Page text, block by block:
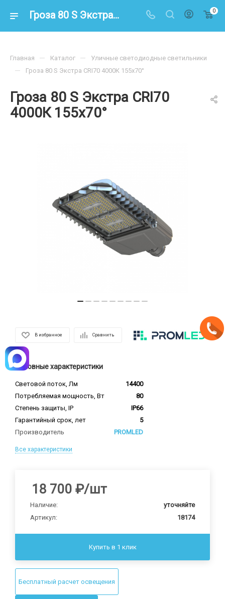
Гроза 80 S Экстра CRI70 4000К 155х70° – купить по цене 18700.00 в интернет-магазине energoresurs-spb.ru 0
Гроза 80 S Экстра CRI70
4000К 155х70°
Главная — Каталог — Уличные светодиодные светильники
— Гроза 80 S Экстра CRI70 4000К 155х70°
В избранное Сравнить
Основные характеристики
Световой поток, Лм
14400
Потребляемая мощность, Вт
80
Степень защиты, IP
IP66
Гарантийный срок, лет
5
Производитель
PROMLED
Все характеристики
18 700 ₽/шт
Наличие:
уточняйте
Артикул:
18174
Купить в 1 клик
Бесплатный расчет освещения